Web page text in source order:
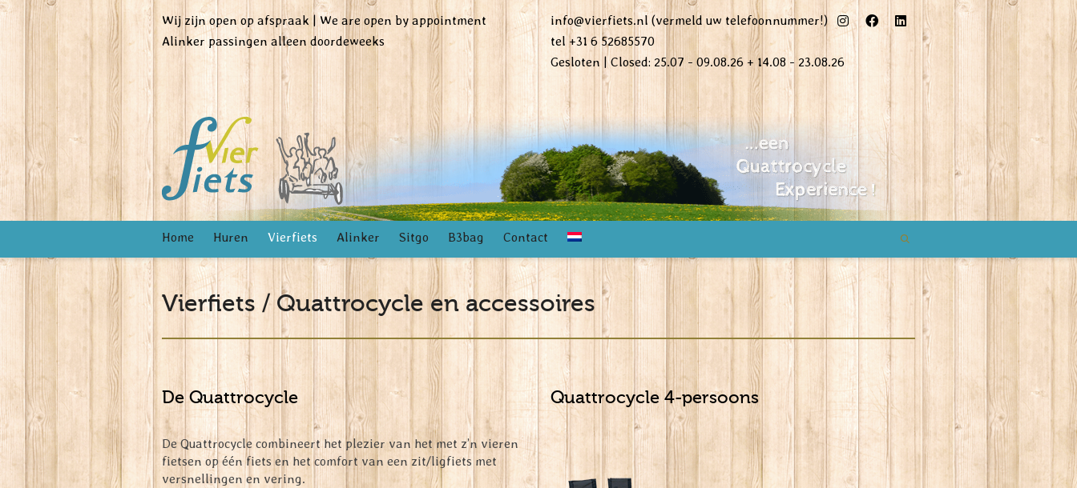
Wij zijn open op afspraak | We are open by appointment
Alinker passingen alleen doordeweeks
info@vierfiets.nl (vermeld uw telefoonnummer!)
tel +31 6 52685570
Gesloten | Closed: 25.07 - 09.08.26 + 14.08 - 23.08.26
Home Huren Vierfiets Alinker Sitgo B3bag Contact
Vierfiets / Quattrocycle en accessoires
De Quattrocycle
De Quattrocycle combineert het plezier van het met z’n vieren
fietsen op één fiets en het comfort van een zit/ligfiets met
versnellingen en vering.
Quattrocycle 4-persoons